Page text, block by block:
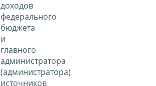
доходов
федерального
бюджета
и
главного
администратора
(администратора)
источников